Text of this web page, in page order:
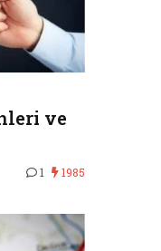
ve
1 1985